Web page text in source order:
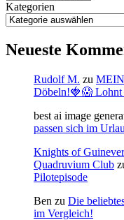
Kategorien
Neueste
Rudolf M. zu
Döbeln!🍓😱 Lohnt
best ai image
passen sich im
Knights of
Quadruvium Club
Pilotepisode
Ben zu Die
im Vergleich!